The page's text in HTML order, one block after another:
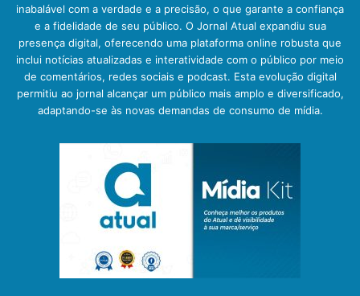
inabalável com a verdade e a precisão, o que garante a confiança
e a fidelidade de seu público. O Jornal Atual expandiu sua
presença digital, oferecendo uma plataforma online robusta que
inclui notícias atualizadas e interatividade com o público por meio
de comentários, redes sociais e podcast. Esta evolução digital
permitiu ao jornal alcançar um público mais amplo e diversificado,
adaptando-se às novas demandas de consumo de mídia.